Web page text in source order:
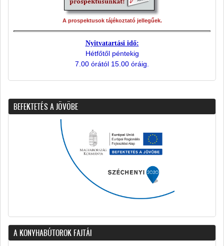
A prospektusok tájékoztató jellegűek.
Nyitvatartási idő:
Hétfőtől péntekig
7.00 órától 15.00 óráig.
BEFEKTETÉS A JÖVÖBE
A KONYHABÚTOROK FAJTÁI